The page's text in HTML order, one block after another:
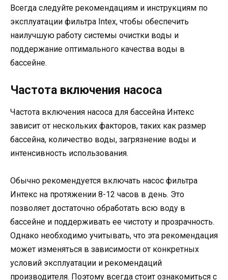
Всегда следуйте рекомендациям и инструкциям по
эксплуатации фильтра Intex, чтобы обеспечить
наилучшую работу системы очистки воды и
поддержание оптимального качества воды в
бассейне.
Частота включения насоса
Частота включения насоса для бассейна Интекс
зависит от нескольких факторов, таких как размер
бассейна, количество воды, загрязнение воды и
интенсивность использования.
Обычно рекомендуется включать насос фильтра
Интекс на протяжении 8-12 часов в день. Это
позволяет достаточно обработать всю воду в
бассейне и поддерживать ее чистоту и прозрачность.
Однако необходимо учитывать, что эта рекомендация
может изменяться в зависимости от конкретных
условий эксплуатации и рекомендаций
производителя. Поэтому всегда стоит ознакомиться с